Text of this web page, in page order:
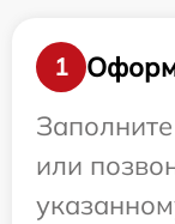
1
или